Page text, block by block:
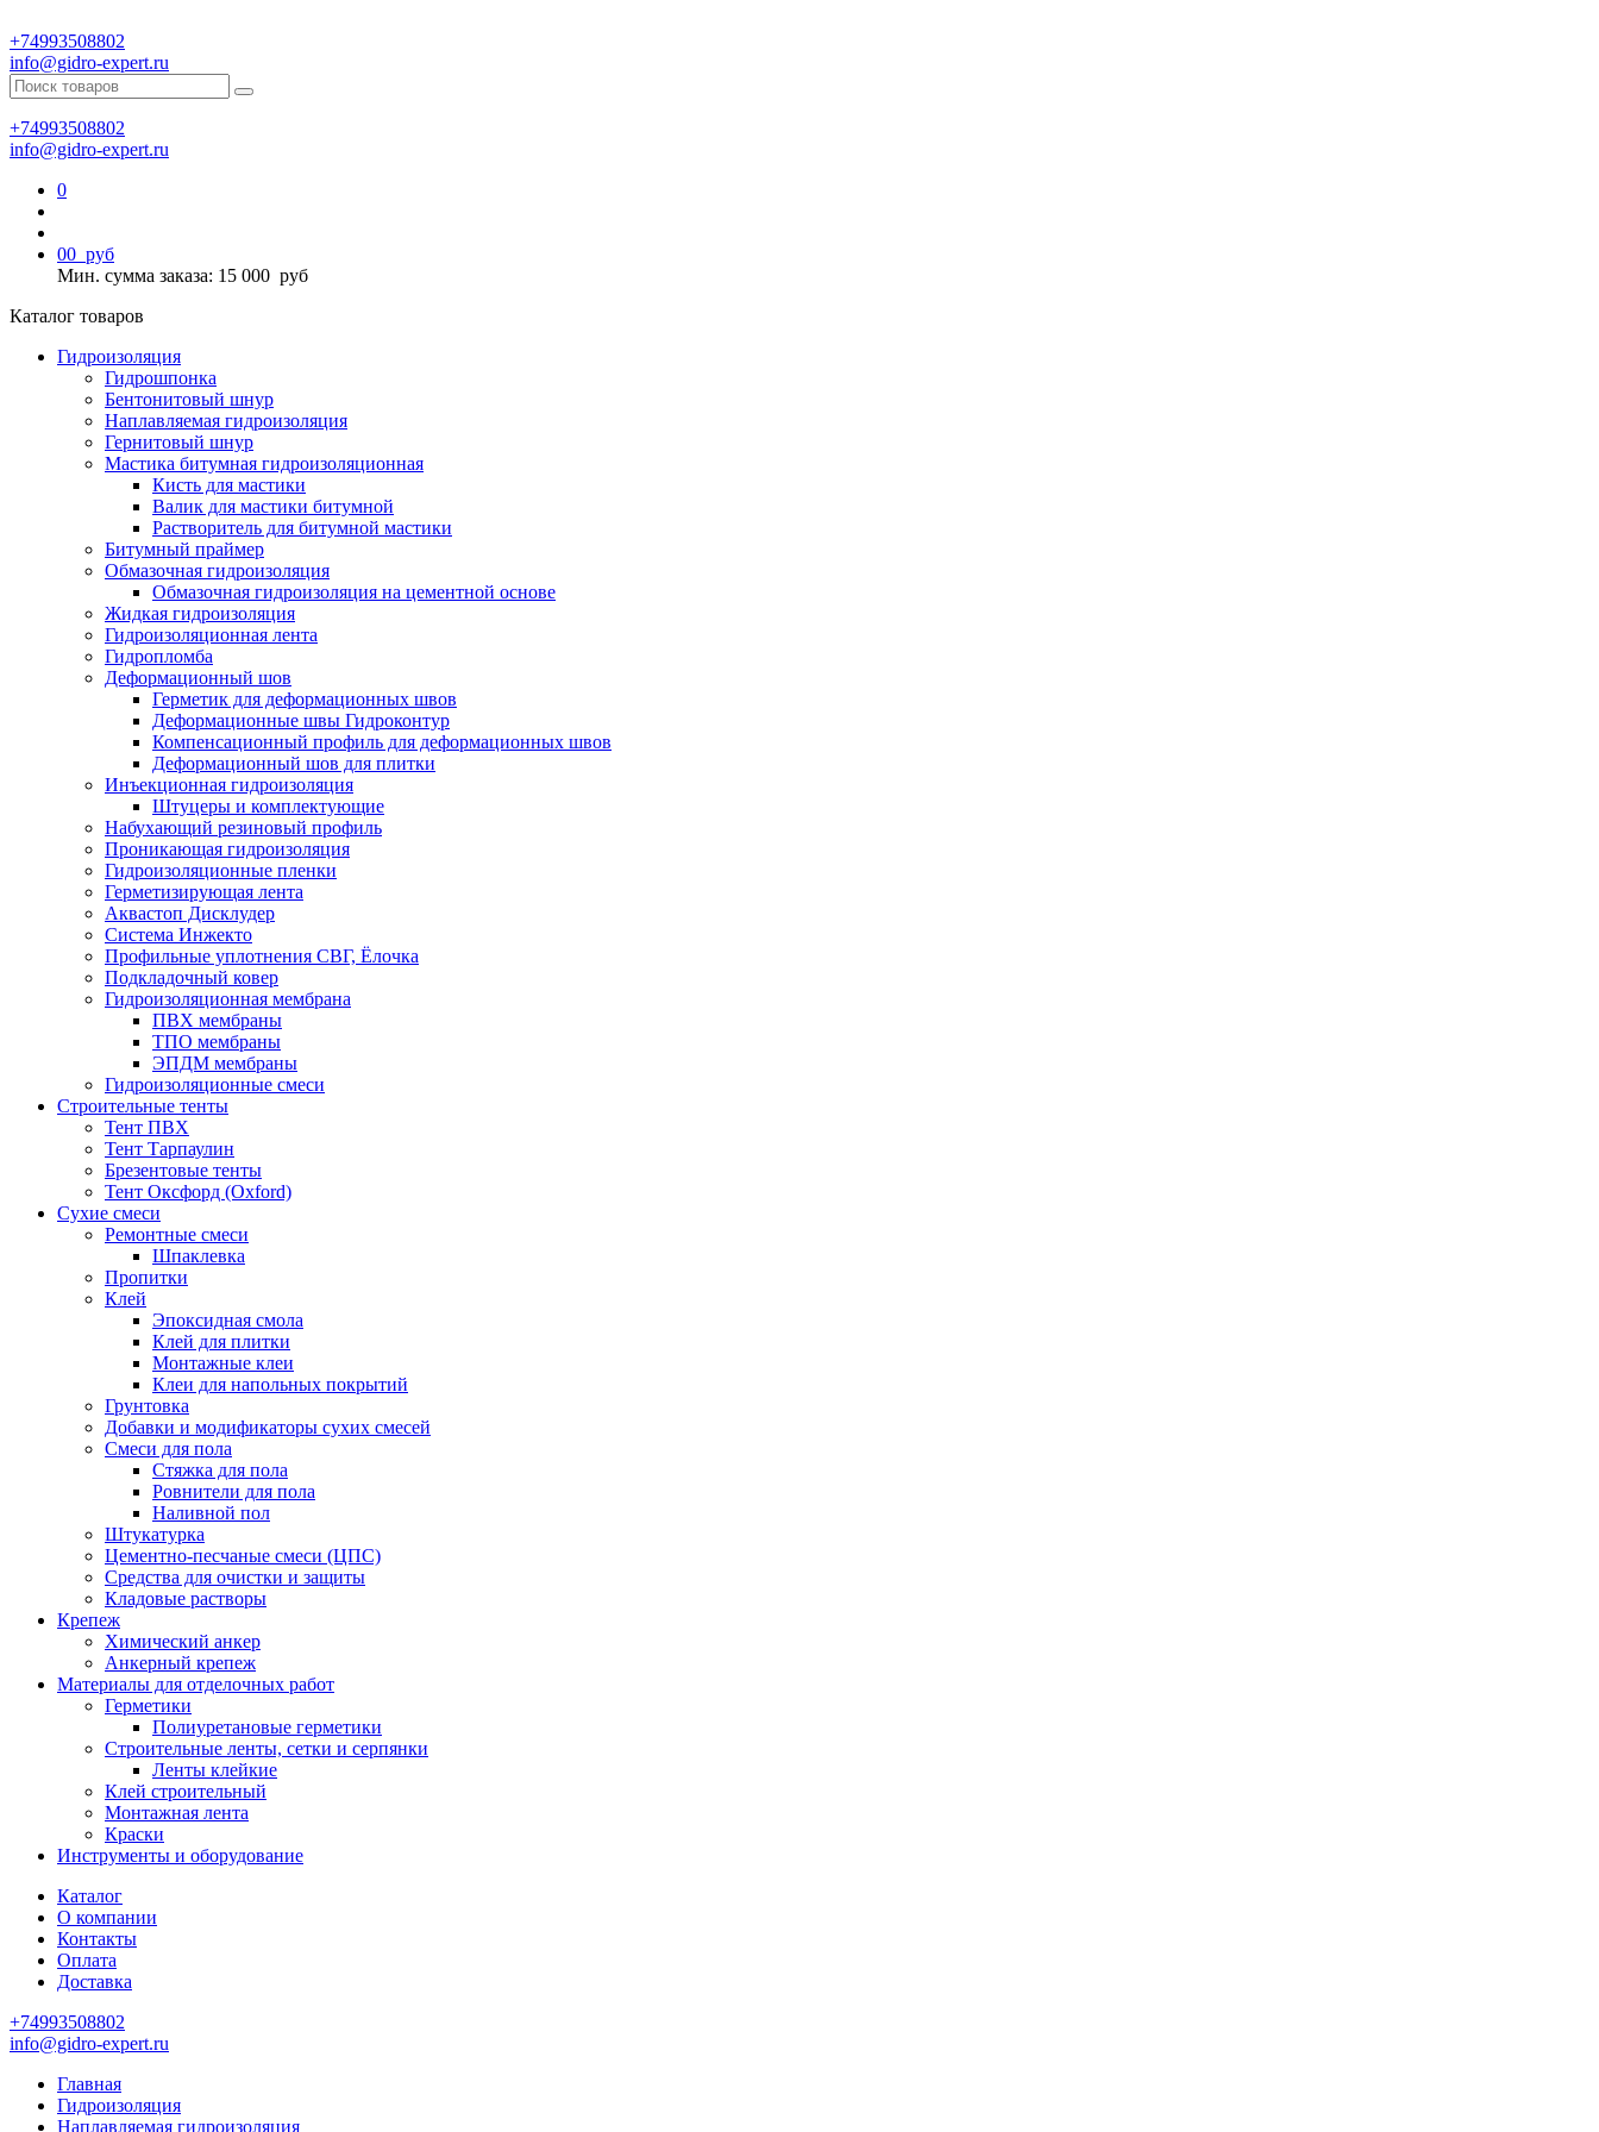
+74993508802
info@gidro-expert.ru
+74993508802
info@gidro-expert.ru
0
00 руб
Мин. сумма заказа: 15 000 руб
Каталог товаров
Гидроизоляция
Гидрошпонка
Бентонитовый шнур
Наплавляемая гидроизоляция
Гернитовый шнур
Мастика битумная гидроизоляционная
Кисть для мастики
Валик для мастики битумной
Растворитель для битумной мастики
Битумный праймер
Обмазочная гидроизоляция
Обмазочная гидроизоляция на цементной основе
Жидкая гидроизоляция
Гидроизоляционная лента
Гидропломба
Деформационный шов
Герметик для деформационных швов
Деформационные швы Гидроконтур
Компенсационный профиль для деформационных швов
Деформационный шов для плитки
Инъекционная гидроизоляция
Штуцеры и комплектующие
Набухающий резиновый профиль
Проникающая гидроизоляция
Гидроизоляционные пленки
Герметизирующая лента
Аквастоп Дисклудер
Система Инжекто
Профильные уплотнения СВГ, Ёлочка
Подкладочный ковер
Гидроизоляционная мембрана
ПВХ мембраны
ТПО мембраны
ЭПДМ мембраны
Гидроизоляционные смеси
Строительные тенты
Тент ПВХ
Тент Тарпаулин
Брезентовые тенты
Тент Оксфорд (Oxford)
Сухие смеси
Ремонтные смеси
Шпаклевка
Пропитки
Клей
Эпоксидная смола
Клей для плитки
Монтажные клеи
Клеи для напольных покрытий
Грунтовка
Добавки и модификаторы сухих смесей
Смеси для пола
Стяжка для пола
Ровнители для пола
Наливной пол
Штукатурка
Цементно-песчаные смеси (ЦПС)
Средства для очистки и защиты
Кладовые растворы
Крепеж
Химический анкер
Анкерный крепеж
Материалы для отделочных работ
Герметики
Полиуретановые герметики
Строительные ленты, сетки и серпянки
Ленты клейкие
Клей строительный
Монтажная лента
Краски
Инструменты и оборудование
Каталог
О компании
Контакты
Оплата
Доставка
+74993508802
info@gidro-expert.ru
Главная
Гидроизоляция
Наплавляемая гидроизоляция